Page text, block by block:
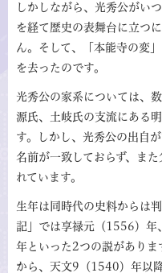
しかしながら、光秀公がい
を経て歴史の表舞台に立つ
ん。そして、「本能寺の変
を去ったのです。
光秀公の家系については、
源氏、土岐氏の支流にある
す。しかし、光秀公の出自
名前が一致しておらず、ま
れています。
生年は同時代の史料からは
記」では享禄元（1556）年
年といった2つの説があり
から、天文9（1540）年以